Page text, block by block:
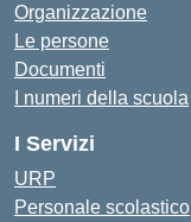
Organizzazione
Le persone
Documenti
I numeri della scuola
I Servizi
URP
Personale scolastico